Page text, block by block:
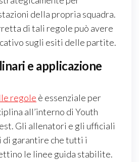
della propria squadra.
di tali regole può avere
sugli esiti delle partite.
e applicazione
regole è essenziale per
all’interno di Youth
Gli allenatori e gli ufficiali
di garantire che tutti i
le linee guida stabilite.